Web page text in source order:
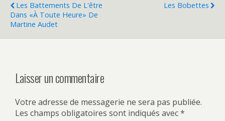
Les Battements De L'être
Dans «À Toute Heure» De
Martine Audet
Les Bobettes
Laisser un commentaire
Votre adresse de messagerie ne sera pas publiée.
Les champs obligatoires sont indiqués avec*